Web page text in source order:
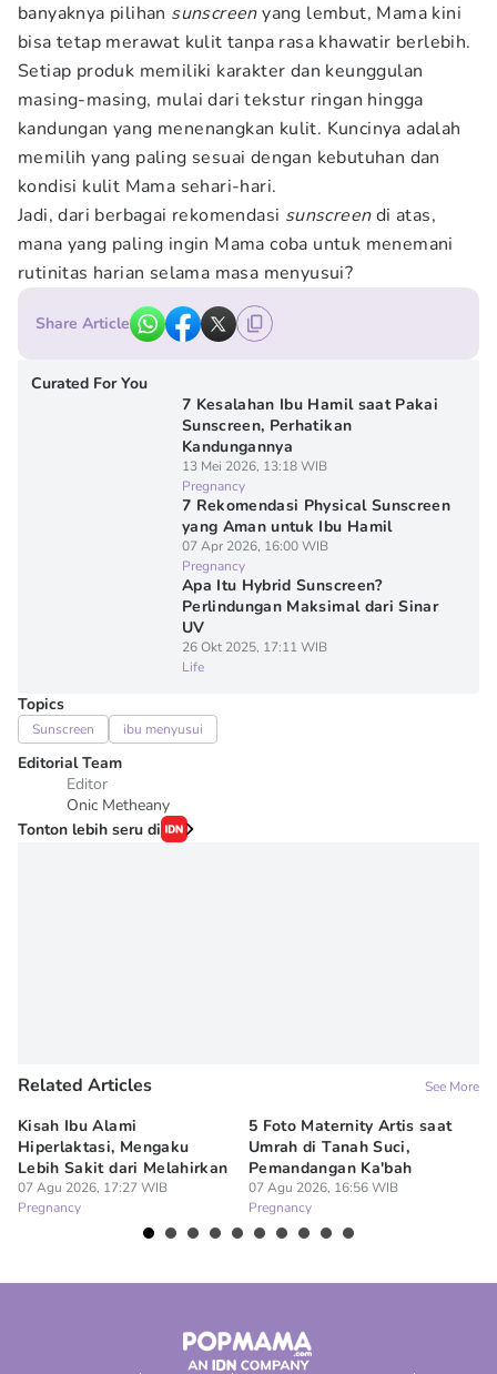
banyaknya pilihan sunscreenyang lembut, Mama kini
bisa tetap merawat kulit tanpa rasa khawatir berlebih.
Setiap produk memiliki karakter dan keunggulan
masing-masing, mulai dari tekstur ringan hingga
kandungan yang menenangkan kulit. Kuncinya adalah
memilih yang paling sesuai dengan kebutuhan dan
kondisi kulit Mama sehari-hari.
Jadi, dari berbagai rekomendasi sunscreendi atas,
mana yang paling ingin Mama coba untuk menemani
rutinitas harian selama masa menyusui?
Share Article
Curated For You
7 Kesalahan Ibu Hamil saat Pakai
Sunscreen, Perhatikan
Kandungannya
13 Mei 2026, 13:18 WIB
Pregnancy
7 Rekomendasi Physical Sunscreen
yang Aman untuk Ibu Hamil
07 Apr 2026, 16:00 WIB
Pregnancy
Apa Itu Hybrid Sunscreen?
Perlindungan Maksimal dari Sinar
UV
26 Okt 2025, 17:11 WIB
Life
Topics
Sunscreen ibu menyusui
Editorial Team
Editor
Onic Metheany
Tonton lebih seru di
Related Articles See More
Kisah Ibu Alami
Hiperlaktasi, Mengaku
Lebih Sakit dari Melahirkan
07 Agu 2026, 17:27 WIB
Pregnancy
5 Foto Maternity Artis saat
Umrah di Tanah Suci,
Pemandangan Ka'bah
07 Agu 2026, 16:56 WIB
Pregnancy